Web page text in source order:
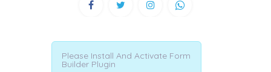
Please Install And Activate Form
Builder Plugin